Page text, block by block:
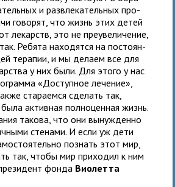
и раз­вле­ка­тель­ных про­
гово­рят, что жизнь этих детей
лекарств, это не пре­уве­ли­че­ние,
Ребята нахо­дятся на посто­ян­
тера­пии, и мы делаем все для
у них были. Для этого у нас
«Доступное лече­ние»,
ста­ра­емся сде­лать так,
актив­ная пол­но­цен­ная жизнь.
такова, что они вынуж­денно
сте­нами. И если уж дети
познать этот мир,
так, чтобы мир при­хо­дил к ним
фонда Виолетта